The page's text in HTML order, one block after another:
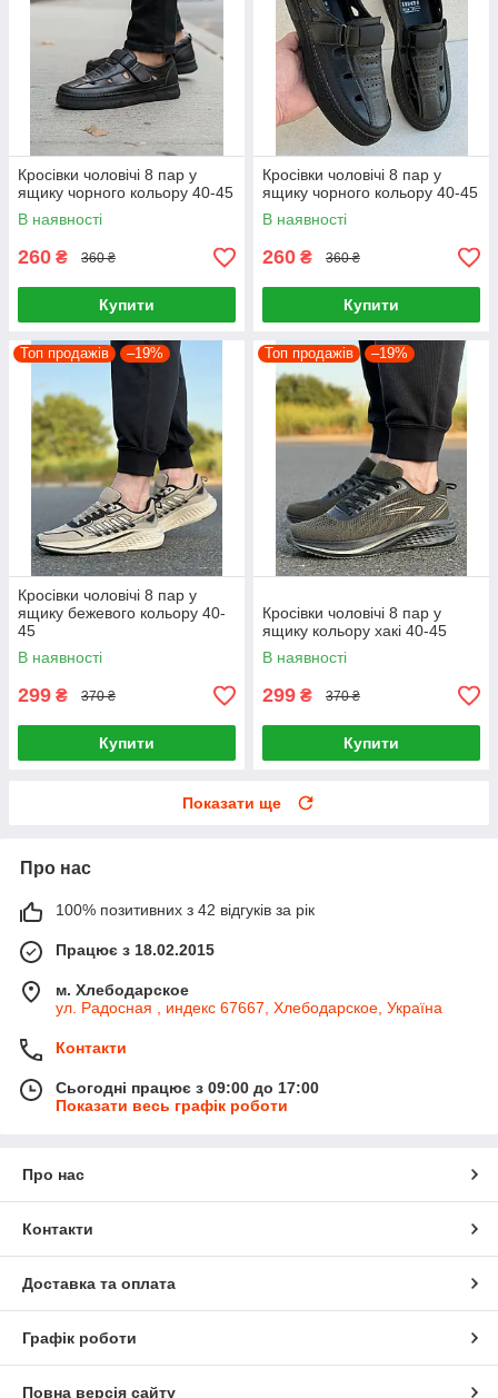
Кросівки чоловічі 8 пар у
ящику чорного кольору 40-45
В наявності
260 ₴ 360 ₴
Купити
Кросівки чоловічі 8 пар у
ящику чорного кольору 40-45
В наявності
260 ₴ 360 ₴
Купити
Топ продажів –19%
Кросівки чоловічі 8 пар у
ящику бежевого кольору 40-
45
В наявності
299 ₴ 370 ₴
Купити
Топ продажів –19%
Кросівки чоловічі 8 пар у
ящику кольору хакі 40-45
В наявності
299 ₴ 370 ₴
Купити
Показати ще
Про нас
100% позитивних з 42 відгуків за рік
Працює з 18.02.2015
м. Хлебодарское
ул. Радосная , индекс 67667, Хлебодарское, Україна
Контакти
Сьогодні працює з 09:00 до 17:00
Показати весь графік роботи
Про нас
Контакти
Доставка та оплата
Графік роботи
Повна версія сайту